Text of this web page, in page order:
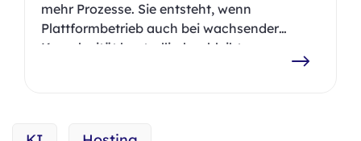
mehr Prozesse. Sie entsteht, wenn
Plattformbetrieb auch bei wachsender
Komplexität kontrollierbar bleibt.